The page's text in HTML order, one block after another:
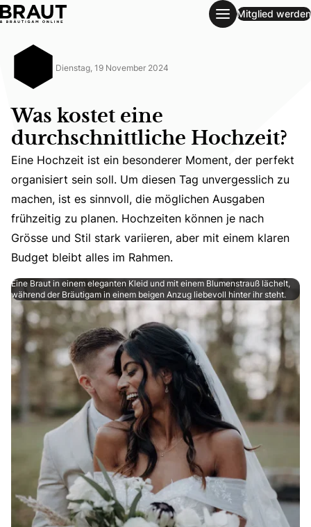
Was kostet eine durchschnittliche Hochzeit?
Mitglied werden
Dienstag, 19 November 2024
Was kostet eine
durchschnittliche Hochzeit?
Eine Hochzeit ist ein besonderer Moment, der perfekt
Eine Hochzeit ist ein besonderer Moment, der perfekt
organisiert sein soll. Um diesen Tag unvergesslich zu
machen, ist es sinnvoll, die möglichen Ausgaben
frühzeitig zu planen. Hochzeiten können je nach
Grösse und Stil stark variieren, aber mit einem klaren
Budget bleibt alles im Rahmen.
Eine Braut in einem eleganten Kleid und mit einem Blumenstrauß lächelt,
während der Bräutigam in einem beigen Anzug liebevoll hinter ihr steht.